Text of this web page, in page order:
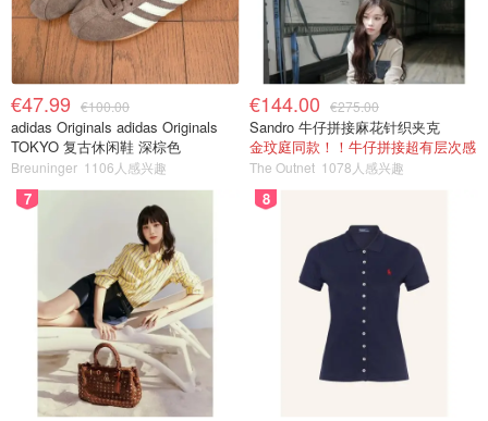
€47.99 €100.00
adidas Originals adidas Originals
TOKYO 复古休闲鞋 深棕色
Breuninger 1106人感兴趣
€144.00 €275.00
Sandro 牛仔拼接麻花针织夹克
金玟庭同款！！牛仔拼接超有层次感
The Outnet 1078人感兴趣
7 8